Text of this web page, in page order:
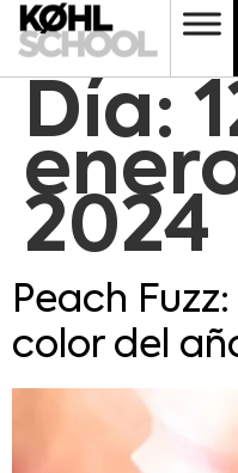
Día:
2024
Peach
color del